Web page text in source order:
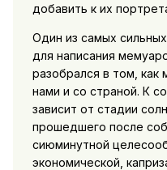
добавить к их
Один из самых
для написания
разобрался в том,
нами и со страной. К
зависит от стадии
прошедшего после
сиюминутной
экономической,